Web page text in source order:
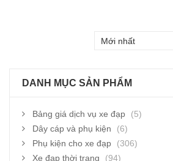
DANH MỤC SẢN PHẨM
Bảng giá dịch vụ xe đạp
(5)
Dây cáp và phụ kiện
(6)
Phụ kiện cho xe đạp
(306)
Xe đạp thời trang
(94)